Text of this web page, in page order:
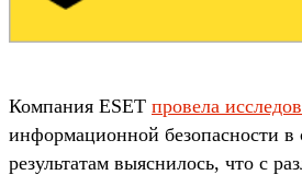
Компания ESET провела
информационной безопасности
результатам выяснилось, что с